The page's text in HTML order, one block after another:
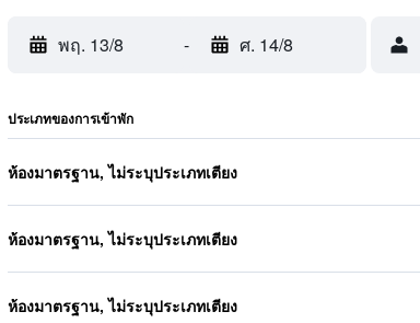
พฤ. 13/8 - ศ. 14/8
ประเภทของการเข้าพัก
ห้องมาตรฐาน, ไม่ระบุประเภทเตียง
ห้องมาตรฐาน, ไม่ระบุประเภทเตียง
ห้องมาตรฐาน, ไม่ระบุประเภทเตียง